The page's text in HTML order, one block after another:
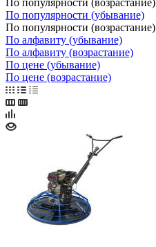
По популярности (убывание)
По популярности (возрастание)
По алфавиту (убывание)
По алфавиту (возрастание)
По цене (убывание)
По цене (возрастание)